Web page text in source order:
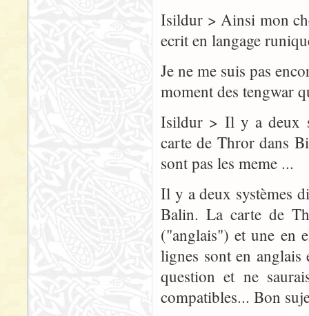
Isildur > Ainsi mon
ecrit en langage
Je ne me suis pas
moment des tengwar
Isildur > Il y a deux
carte de Thror dans
sont pas les meme ...
Il y a deux systèmes
Balin. La carte de
("anglais") et une en
lignes sont en anglais
question et ne
compatibles... Bon